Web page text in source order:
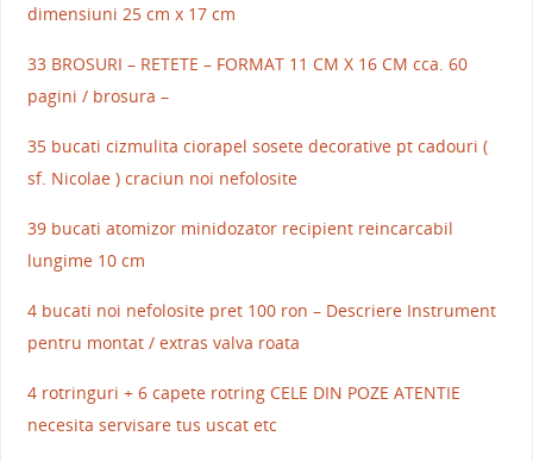
dimensiuni 25 cm x 17 cm
33 BROSURI – RETETE – FORMAT 11 CM X 16 CM cca. 60
pagini / brosura –
35 bucati cizmulita ciorapel sosete decorative pt cadouri (
sf. Nicolae ) craciun noi nefolosite
39 bucati atomizor minidozator recipient reincarcabil
lungime 10 cm
4 bucati noi nefolosite pret 100 ron – Descriere Instrument
pentru montat / extras valva roata
4 rotringuri + 6 capete rotring CELE DIN POZE ATENTIE
necesita servisare tus uscat etc